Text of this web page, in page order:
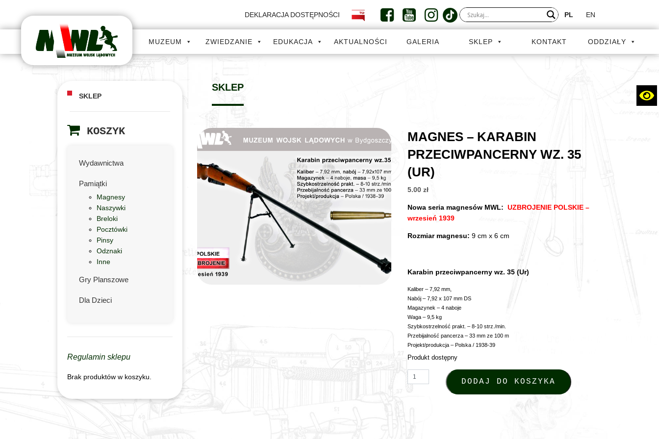
DEKLARACJA DOSTĘPNOŚCI PL EN
MUZEUM ZWIEDZANIE AKTUALNOŚCI
EDUKACJA GALERIA SKLEP KONTAKT ODDZIAŁY
SKLEP
MAGNES – KARABIN
PRZECIWPANCERNY WZ. 35
(UR)
5.00 zł
Nowa seria magnesów MWL: UZBROJENIE POLSKIE –
wrzesień 1939
Rozmiar magnesu: 9 cm x 6 cm
Karabin przeciwpancerny wz. 35 (Ur)
Kaliber – 7,92 mm,
Nabój – 7,92 x 107 mm DS
Magazynek – 4 naboje
Waga – 9,5 kg
Szybkostrzelność prakt. – 8-10 strz./min.
Przebijalność pancerza – 33 mm ze 100 m
Projekt/produkcja – Polska / 1938-39
Produkt dostępny
ilość Magnes - Karabin przeciwpancerny wz. 35 (Ur)
DODAJ DO KOSZYKA
SKLEP
KOSZYK
Wydawnictwa
Pamiątki
Magnesy
Naszywki
Breloki
Pocztówki
Pinsy
Odznaki
Inne
Gry Planszowe
Dla Dzieci
Regulamin sklepu
Brak produktów w koszyku.